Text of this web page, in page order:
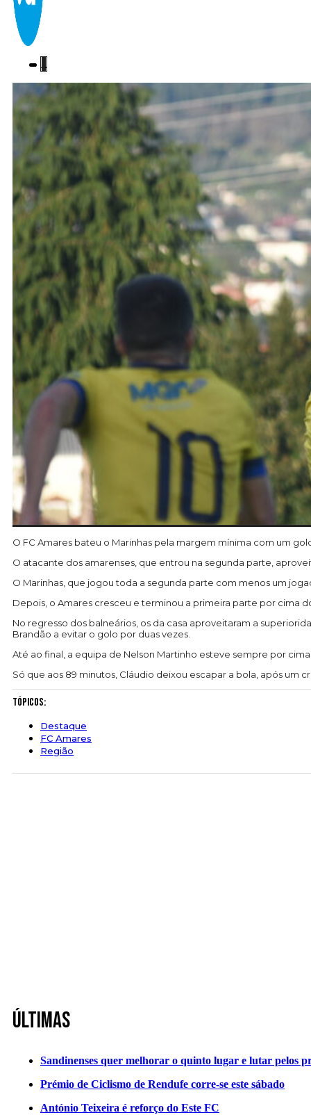
O FC Amares bateu o Marinhas pela margem mínima com um
O atacante dos amarenses, que entrou na segunda parte,
O Marinhas, que jogou toda a segunda parte com menos um
Depois, o Amares cresceu e terminou a primeira parte por cima
No regresso dos balneários, os da casa aproveitaram a
Brandão a evitar o golo por duas vezes.
Até ao final, a equipa de Nelson Martinho esteve sempre por
Só que aos 89 minutos, Cláudio deixou escapar a bola, após um
Tópicos:
Destaque
FC Amares
Região
Últimas
Sandinenses quer melhorar o quinto lugar e lutar pelos
Prémio de Ciclismo de Rendufe corre-se este sábado
António Teixeira é reforço do Este FC